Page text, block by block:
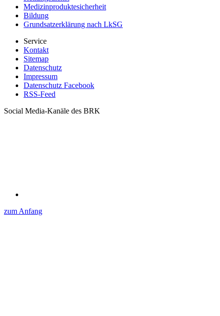
Medizinproduktesicherheit
Bildung
Grundsatzerklärung nach LkSG
Service
Kontakt
Sitemap
Datenschutz
Impressum
Datenschutz Facebook
RSS-Feed
Social Media-Kanäle des BRK
zum Anfang